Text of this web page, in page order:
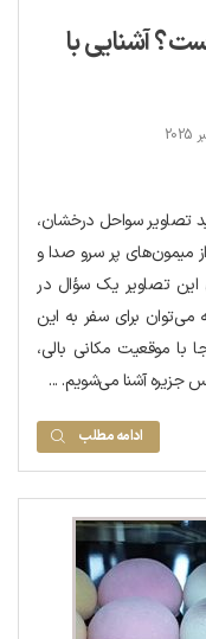
آشنایی با
تصاویر سواحل درخشان،
میمون‌های پر سرو صدا و
این تصاویر یک سؤال در
برای سفر به این
با موقعیت مکانی بالی،
جزیره آشنا می‌شویم. ...
ادامه مطلب